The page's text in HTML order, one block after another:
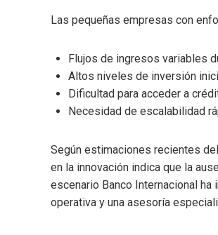
Las pequeñas empresas con
Flujos de ingresos variables
Altos niveles de inversión
Dificultad para acceder a
Necesidad de escalabilidad
Según estimaciones recientes
en la innovación indica que la
escenario Banco Internacional
operativa y una asesoría